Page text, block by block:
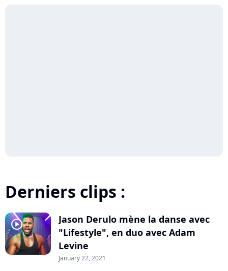
Derniers clips :
player2
Jason Derulo mène la danse avec
"Lifestyle", en duo avec Adam
Levine
January 22, 2021